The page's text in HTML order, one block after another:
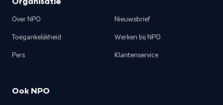
Organisatie
Over NPO
Toegankelijkheid
Pers
Nieuwsbrief
Werken bij NPO
Klantenservice
Ook NPO